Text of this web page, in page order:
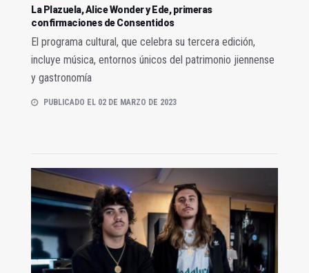
La Plazuela, Alice Wonder y Ede, primeras
confirmaciones de Consentidos
El programa cultural, que celebra su tercera edición,
incluye música, entornos únicos del patrimonio jiennense
y gastronomía
PUBLICADO EL 02 DE MARZO DE 2023